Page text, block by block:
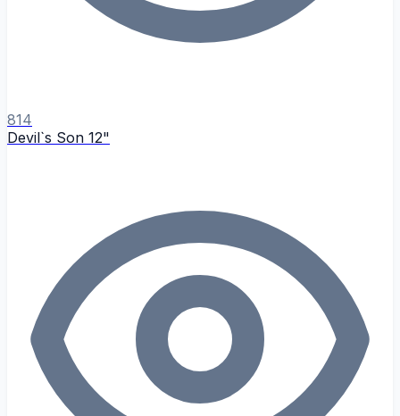
814
Devil`s Son 12"